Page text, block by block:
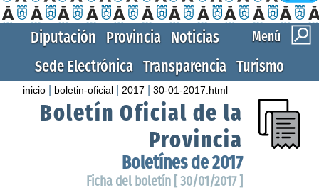
Menú
Diputación Provincia Noticias
Sede Electrónica Transparencia Turismo
inicio boletin-oficial 2017 |30-01-2017.html
Boletín Oficial de la
Provincia
Boletínes de 2017
Ficha del boletín [ 30/01/2017 ]